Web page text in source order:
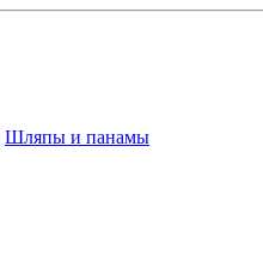
Шляпы и панамы